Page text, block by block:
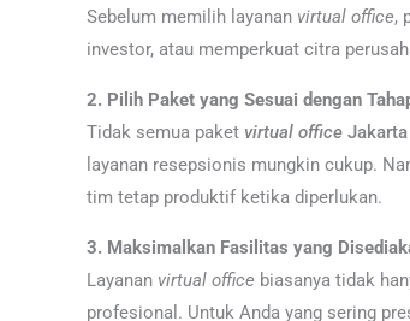
Sebelum memilih layanan virtual office,
investor, atau memperkuat citra
2. Pilih Paket yang Sesuai dengan
Tidak semua paket virtual office Jakarta
layanan resepsionis mungkin cukup.
tim tetap produktif ketika diperlukan.
3. Maksimalkan Fasilitas yang
Layanan virtual office biasanya tidak
profesional. Untuk Anda yang sering